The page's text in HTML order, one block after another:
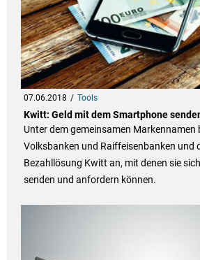
07.06.2018 Tools
Kwitt: Geld mit dem Smartphone
Unter dem gemeinsamen Markennamen
Volksbanken und Raiffeisenbanken und
Bezahllösung Kwitt an, mit denen sie
senden und anfordern können.